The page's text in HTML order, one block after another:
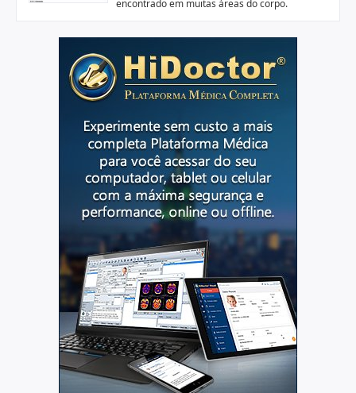
encontrado em muitas áreas do corpo.